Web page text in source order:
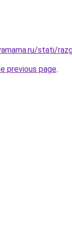
stati/
previous page.